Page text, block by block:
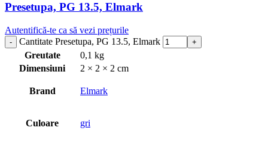
Presetupa, PG 13.5, Elmark
Autentifică-te ca să vezi prețurile
Cantitate Presetupa, PG 13.5, Elmark
Greutate
0,1 kg
Dimensiuni
2 × 2 × 2 cm
Brand Elmark
Culoare gri